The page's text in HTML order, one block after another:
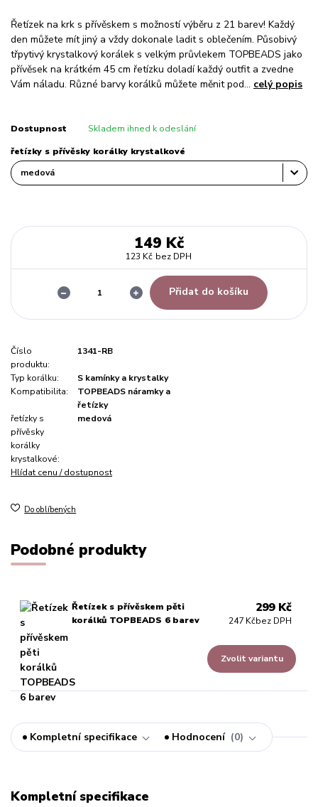
Řetízek na krk s přívěskem s možností výběru z 21 barev! Každý
den můžete mít jiný a vždy dokonale ladit s oblečením. Působivý
třpytivý krystalkový korálek s velkým průvlekem TOPBEADS jako
přívěsek na krátkém 45 cm řetízku doladí každý outfit a zvedne
Vám náladu. Různé barvy korálků můžete měnit pod... celý popis
Dostupnost Skladem ihned k odeslání
řetízky s přívěsky korálky krystalkové
149 Kč
123 Kč bez DPH
Přidat do košíku
Číslo
produktu:
1341-RB
Typ korálku:
S kamínky a krystalky
Kompatibilita:
TOPBEADS náramky a
řetízky
řetízky s
přívěsky
korálky
krystalkové:
medová
Hlídat cenu / dostupnost
Do oblíbených
Podobné produkty
Řetízek s přívěskem pěti
korálků TOPBEADS 6 barev
299 Kč
247 Kčbez DPH
Zvolit variantu
Kompletní specifikace Hodnocení 0
Kompletní specifikace